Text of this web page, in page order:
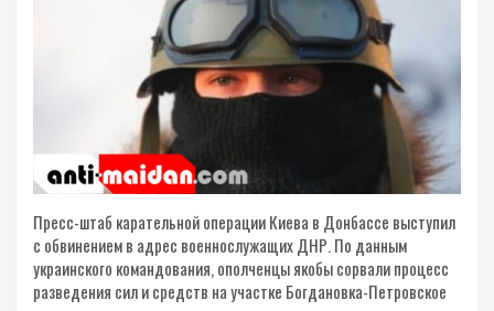
Пресс-штаб карательной операции Киева в Донбассе выступил
с обвинением в адрес военнослужащих ДНР. По данным
украинского командования, ополченцы якобы сорвали процесс
разведения сил и средств на участке Богдановка-Петровское